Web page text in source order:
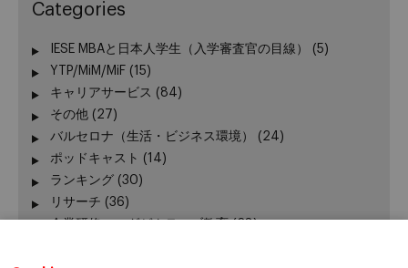
Categories
IESE MBAと日本人学生（入学審査官の目線）
(5)
YTP/MiM/MiF (15)
キャリアサービス (84)
その他 (27)
バルセロナ（生活・ビジネス環境）
(24)
ポッドキャスト (14)
ランキング (30)
リサーチ (36)